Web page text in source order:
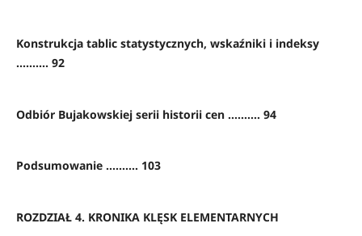
Konstrukcja tablic statystycznych, wskaźniki i indeksy
.......... 92
Odbiór Bujakowskiej serii historii cen .......... 94
Podsumowanie .......... 103
ROZDZIAŁ 4. KRONIKA KLĘSK ELEMENTARNYCH